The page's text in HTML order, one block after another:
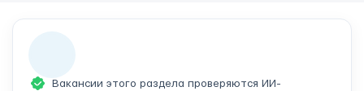
Вакансии этого раздела проверяются ИИ-